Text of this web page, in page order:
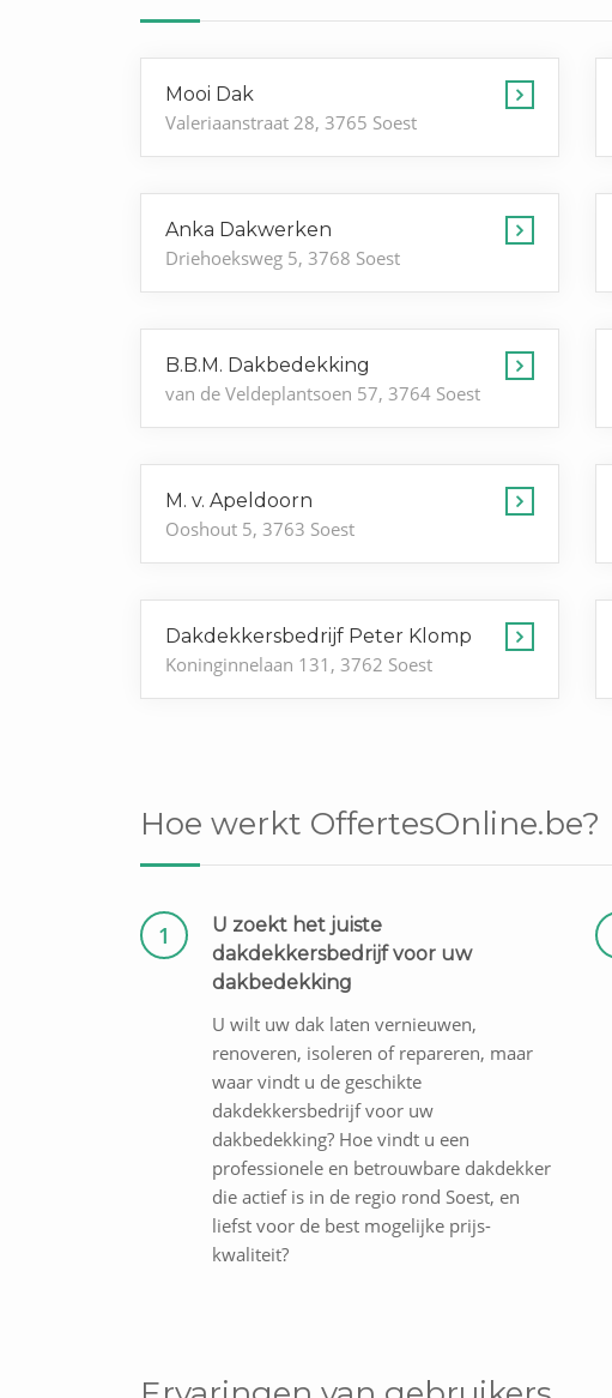
Mooi Dak
Valeriaanstraat 28, 3765 Soest
Anka Dakwerken
Driehoeksweg 5, 3768 Soest
B.B.M. Dakbedekking
van de Veldeplantsoen 57, 3764 Soest
M. v. Apeldoorn
Ooshout 5, 3763 Soest
Dakdekkersbedrijf Peter Klomp
Koninginnelaan 131, 3762 Soest
Hoe werkt OffertesOnline.be?
1
U zoekt het juiste
dakdekkersbedrijf voor uw
dakbedekking
U wilt uw dak laten vernieuwen,
renoveren, isoleren of repareren, maar
waar vindt u de geschikte
dakdekkersbedrijf voor uw
dakbedekking? Hoe vindt u een
professionele en betrouwbare dakdekker
die actief is in de regio rond Soest, en
liefst voor de best mogelijke prijs-
kwaliteit?